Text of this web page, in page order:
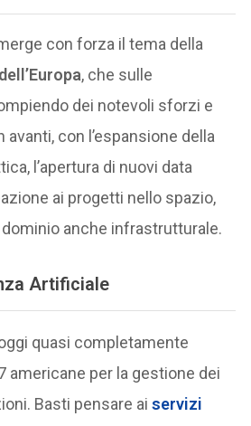
con forza il tema della
dell’Europa, che sulle
dei notevoli sforzi e
con l’espansione della
l’apertura di nuovi data
ai progetti nello spazio,
anche infrastrutturale.
Artificiale
quasi completamente
americane per la gestione dei
Basti pensare aiservizi